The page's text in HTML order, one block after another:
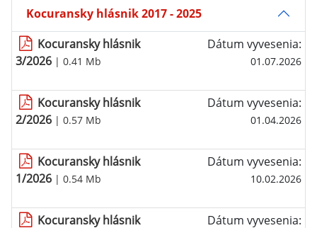
Kocuransky hlásnik 2017 - 2025
Kocuransky hlásnik
3/2026 | 0.41 Mb
Dátum vyvesenia:
01.07.2026
Kocuransky hlásnik
2/2026 | 0.57 Mb
Dátum vyvesenia:
01.04.2026
Kocuransky hlásnik
1/2026 | 0.54 Mb
Dátum vyvesenia:
10.02.2026
Kocuransky hlásnik
Dátum vyvesenia: